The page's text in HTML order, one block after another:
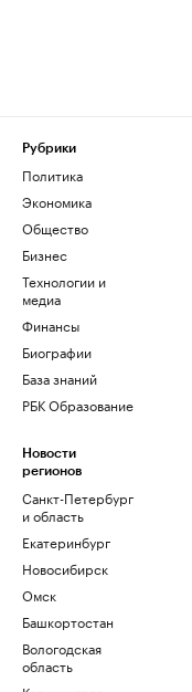
Рубрики
Политика
Экономика
Общество
Бизнес
Технологии и
медиа
Финансы
Биографии
База знаний
РБК Образование
Новости
регионов
Санкт-Петербург
и область
Екатеринбург
Новосибирск
Омск
Башкортостан
Вологодская
область